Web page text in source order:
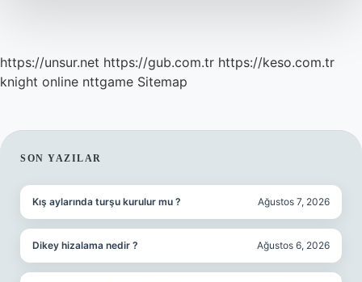
https://unsur.net https://gub.com.tr https://keso.com.tr
knight online nttgame Sitemap
SIDEBAR
SON YAZILAR
Kış aylarında turşu kurulur mu ? Ağustos 7, 2026
Dikey hizalama nedir ? Ağustos 6, 2026